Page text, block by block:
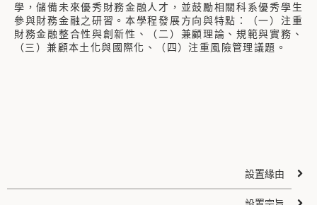
學，儲備未來優秀財務金融人才，並鼓勵相關科系優秀學生
參與財務金融之研習。本學程發展方向與特點：（一）注重
財務金融整合性與創新性、（二）兼顧理論、規範與實務、
（三）兼顧本土化與國際化、（四）注重風險管理議題。
設置緣由